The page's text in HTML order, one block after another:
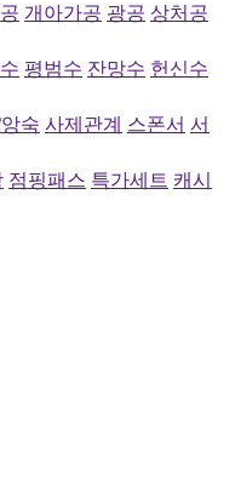
개아가공 광공 상처공
평범수 잔망수 헌신수
숙 사제관계 스폰서 서
점핑패스 특가세트 캐시